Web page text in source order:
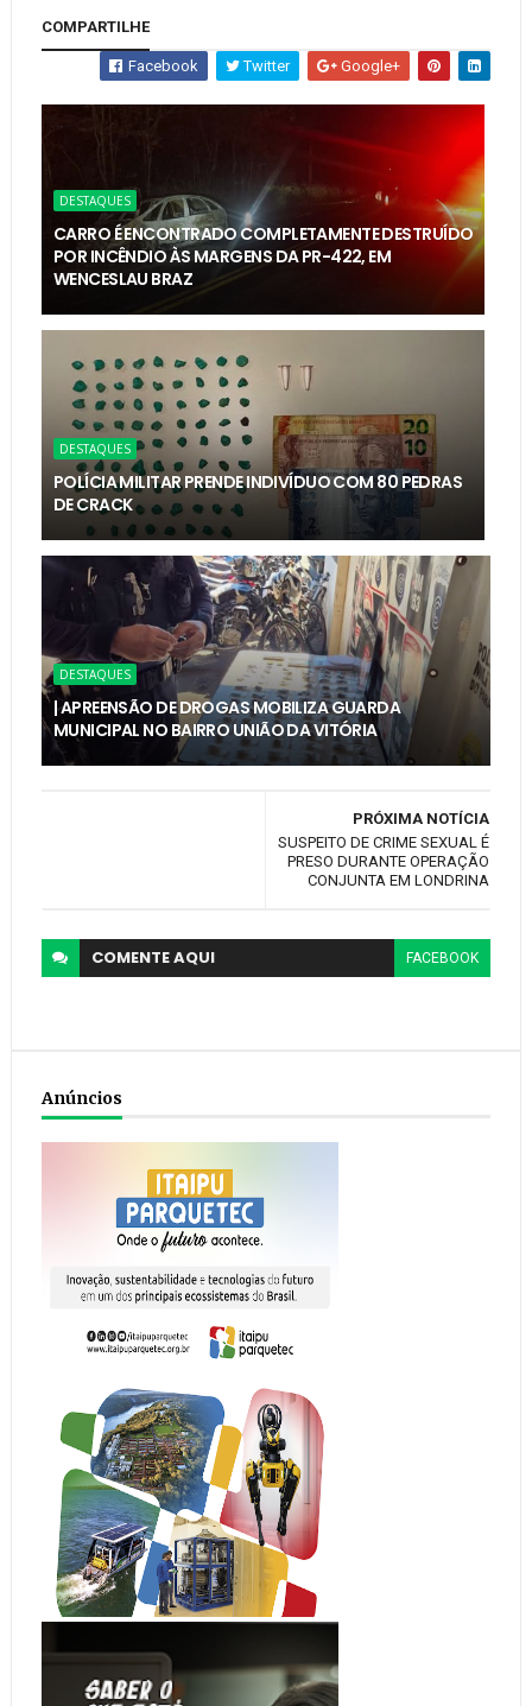
COMPARTILHE
Facebook Twitter Google+
DESTAQUES
CARRO É ENCONTRADO COMPLETAMENTE DESTRUÍDO
POR INCÊNDIO ÀS MARGENS DA PR-422, EM
WENCESLAU BRAZ
DESTAQUES
POLÍCIA MILITAR PRENDE INDIVÍDUO COM 80 PEDRAS
DE CRACK
DESTAQUES
| APREENSÃO DE DROGAS MOBILIZA GUARDA
MUNICIPAL NO BAIRRO UNIÃO DA VITÓRIA
PRÓXIMA NOTÍCIA
SUSPEITO DE CRIME SEXUAL É
PRESO DURANTE OPERAÇÃO
CONJUNTA EM LONDRINA
COMENTEAQUI FACEBOOK
Anúncios